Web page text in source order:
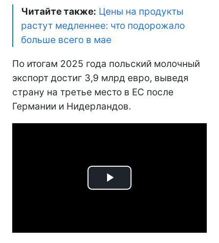
Читайте также: Цены на продукты
растут медленнее: что подорожало
больше всего в мае
По итогам 2025 года польский молочный
экспорт достиг 3,9 млрд евро, выведя
страну на третье место в ЕС после
Германии и Нидерландов.
Play